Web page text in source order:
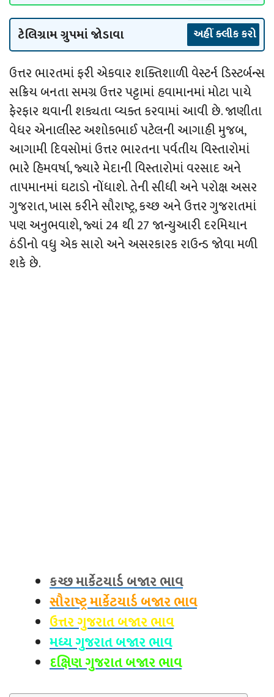
ટેલિગ્રામ ગ્રુપમાં જોડાવા અહીં ક્લીક કરો
ઉત્તર ભારતમાં ફરી એકવાર શક્તિશાળી વેસ્ટર્ન ડિસ્ટર્બન્સ
સક્રિય બનતા સમગ્ર ઉત્તર પટ્ટામાં હવામાનમાં મોટા પાયે
ફેરફાર થવાની શક્યતા વ્યક્ત કરવામાં આવી છે. જાણીતા
વેધર એનાલીસ્ટ અશોકભાઈ પટેલની આગાહી મુજબ,
આગામી દિવસોમાં ઉત્તર ભારતના પર્વતીય વિસ્તારોમાં
ભારે હિમવર્ષા, જ્યારે મેદાની વિસ્તારોમાં વરસાદ અને
તાપમાનમાં ઘટાડો નોંધાશે. તેની સીધી અને પરોક્ષ અસર
ગુજરાત, ખાસ કરીને સૌરાષ્ટ્ર, કચ્છ અને ઉત્તર ગુજરાતમાં
પણ અનુભવાશે, જ્યાં 24 થી 27 જાન્યુઆરી દરમિયાન
ઠંડીનો વધુ એક સારો અને અસરકારક રાઉન્ડ જોવા મળી
શકે છે.
કચ્છ માર્કેટયાર્ડ બજાર ભાવ
સૌરાષ્ટ્ર માર્કેટયાર્ડ બજાર ભાવ
ઉત્તર ગુજરાત બજાર ભાવ
મધ્ય ગુજરાત બજાર ભાવ
દક્ષિણ ગુજરાત બજાર ભાવ